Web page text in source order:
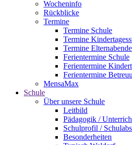
Wocheninfo
Rückblicke
Termine
Termine Schule
Termine
Termine Elternabende
Ferientermine Schule
Ferientermine
Ferientermine
MensaMax
Schule
Über unsere Schule
Leitbild
Pädagogik /
Schulprofil /
Besonderheiten